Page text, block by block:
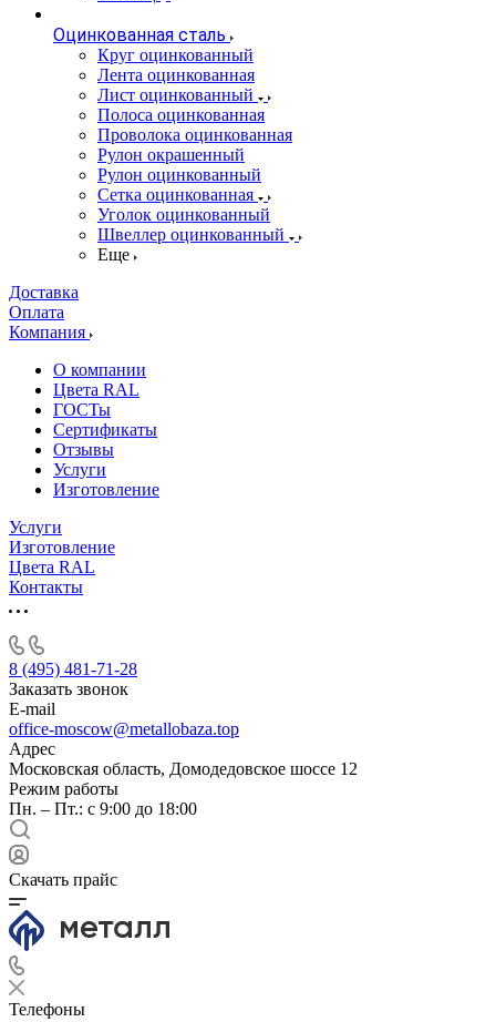
Оцинкованная сталь
Круг оцинкованный
Лента оцинкованная
Лист оцинкованный
Полоса оцинкованная
Проволока оцинкованная
Рулон окрашенный
Рулон оцинкованный
Сетка оцинкованная
Уголок оцинкованный
Швеллер оцинкованный
Еще
Доставка
Оплата
Компания
О компании
Цвета RAL
ГОСТы
Сертификаты
Отзывы
Услуги
Изготовление
Услуги
Изготовление
Цвета RAL
Контакты
8 (495) 481-71-28
Заказать звонок
E-mail
office-moscow@metallobaza.top
Адрес
Московская область, Домодедовское шоссе 12
Режим работы
Пн. – Пт.: с 9:00 до 18:00
Скачать прайс
Телефоны